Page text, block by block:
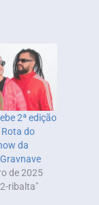
2ª edição
do
da
de 2025
ribalta"